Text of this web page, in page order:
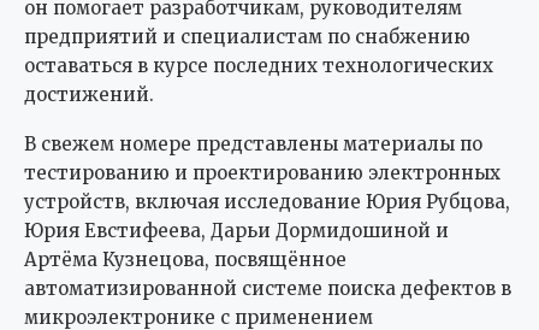
он помогает разработчикам, руководителям
предприятий и специалистам по снабжению
оставаться в курсе последних технологических
достижений.
В свежем номере представлены материалы по
тестированию и проектированию электронных
устройств, включая исследование Юрия Рубцова,
Юрия Евстифеева, Дарьи Дормидошиной и
Артёма Кузнецова, посвящённое
автоматизированной системе поиска дефектов в
микроэлектронике с применением